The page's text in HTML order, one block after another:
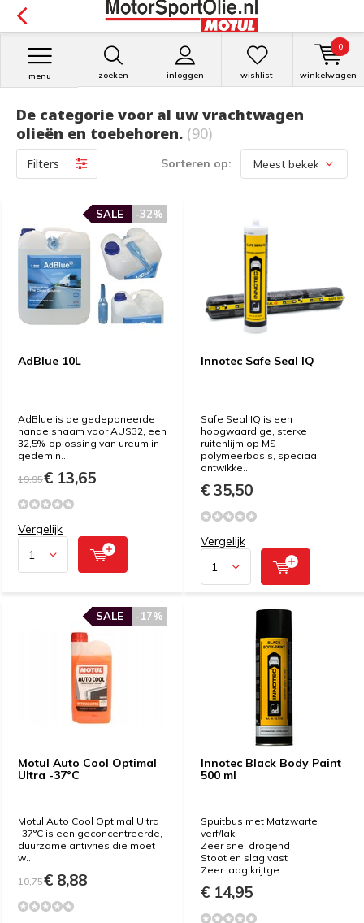
zoeken inloggen
menu wishlist winkelwagen
0
De categorie voor al uw vrachtwagen
olieën en toebehoren. (90)
Filters Sorteren op:
AdBlue 10L
-32%
SALE
AdBlue is de gedeponeerde
handelsnaam voor AUS32, een
32,5%-oplossing van ureum in
gedemin...
19,95€ 13,65
Vergelijk
Innotec Safe Seal IQ
Safe Seal IQ is een
hoogwaardige, sterke
ruitenlijm op MS-
polymeerbasis, speciaal
ontwikke...
€ 35,50
Vergelijk
Motul Auto Cool Optimal
Ultra -37°C
-17%
SALE
Motul Auto Cool Optimal Ultra
-37°C is een geconcentreerde,
duurzame antivries die moet
w...
10,75€ 8,88
Innotec Black Body Paint
500 ml
Spuitbus met Matzwarte
verf/lak
Zeer snel drogend
Stoot en slag vast
Zeer laag krijtge...
€ 14,95